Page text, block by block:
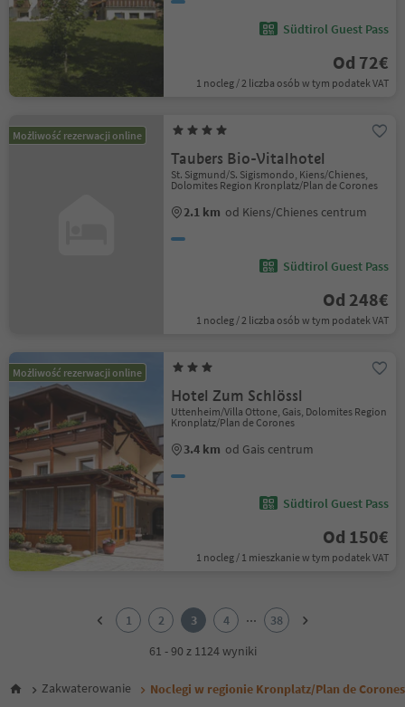
Südtirol Guest Pass
Od 72€
1 nocleg / 2 liczba osób w tym podatek VAT
Możliwość rezerwacji online
Taubers Bio-Vitalhotel
St. Sigmund/S. Sigismondo, Kiens/Chienes,
Dolomites Region Kronplatz/Plan de Corones
2.1 km od Kiens/Chienes centrum
Südtirol Guest Pass
Od 248€
1 nocleg / 2 liczba osób w tym podatek VAT
Możliwość rezerwacji online
Hotel Zum Schlössl
Uttenheim/Villa Ottone, Gais, Dolomites Region
Kronplatz/Plan de Corones
3.4 km od Gais centrum
Südtirol Guest Pass
Od 150€
1 nocleg / 1 mieszkanie w tym podatek VAT
6
1 2 3 4 ...
38
61 - 90 z 1124 wyniki
Zakwaterowanie Noclegi w regionie Kronplatz/Plan de Corones